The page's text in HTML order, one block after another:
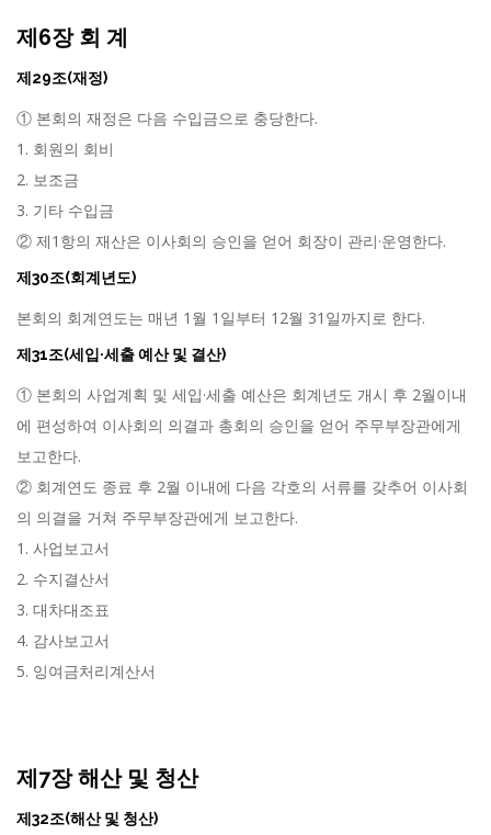
제6장 회 계
제29조(재정)
① 본회의 재정은 다음 수입금으로 충당한다.
1. 회원의 회비
2. 보조금
3. 기타 수입금
② 제1항의 재산은 이사회의 승인을 얻어 회장이 관리·운영한다.
제30조(회계년도)
본회의 회계연도는 매년 1월 1일부터 12월 31일까지로 한다.
제31조(세입·세출 예산 및 결산)
① 본회의 사업계획 및 세입·세출 예산은 회계년도 개시 후 2월이내
에 편성하여 이사회의 의결과 총회의 승인을 얻어 주무부장관에게
보고한다.
② 회계연도 종료 후 2월 이내에 다음 각호의 서류를 갖추어 이사회
의 의결을 거쳐 주무부장관에게 보고한다.
1. 사업보고서
2. 수지결산서
3. 대차대조표
4. 감사보고서
5. 잉여금처리계산서
제7장 해산 및 청산
제32조(해산 및 청산)